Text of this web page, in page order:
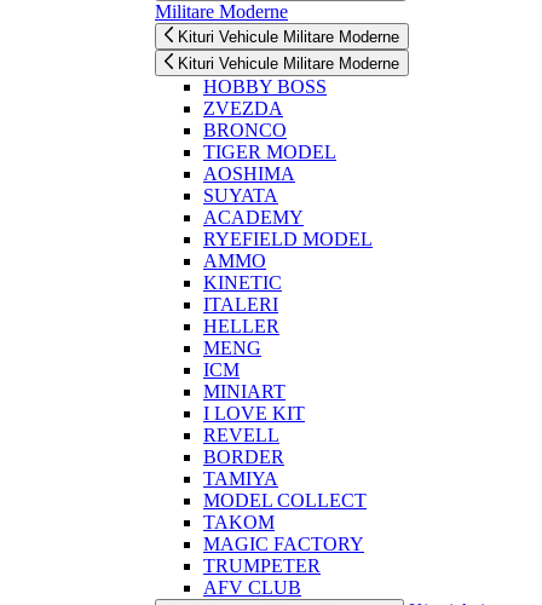
Militare Moderne
Kituri Vehicule Militare Moderne
Kituri Vehicule Militare Moderne
HOBBY BOSS
ZVEZDA
BRONCO
TIGER MODEL
AOSHIMA
SUYATA
ACADEMY
RYEFIELD MODEL
AMMO
KINETIC
ITALERI
HELLER
MENG
ICM
MINIART
I LOVE KIT
REVELL
BORDER
TAMIYA
MODEL COLLECT
TAKOM
MAGIC FACTORY
TRUMPETER
AFV CLUB